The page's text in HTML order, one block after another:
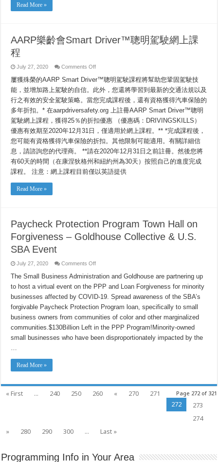
Read More »
AARP樂齡會Smart Driver™聰明駕駛網上課
程
July 27, 2020 Comments Offon
樂
齡
會
Smart
聰
明
駛
網
上
課
程
屢獲殊榮的AARP Smart Driver™聰明駕駛課程將幫助您鞏固駕駛技
能，並增加路上駕駛的自信。此外，您還將學習到最新的交通法規以及
行之有效的安全駕駛策略。當您完成課程後，還有資格獲得汽車保險的
多年折扣。* 在aarpdriversafety.org 上註冊AARP Smart Driver™聰明
駕駛網上課程，獲得25％的折扣優惠 （優惠碼：DRIVINGSKILLS）
優惠有效期至2020年12月31日，僅適用於網上課程。** *完成課程後，
您可能有資格獲得汽車保險的折扣。其他限制可能適用。有關詳細信
息，請諮詢您的代理商。 **請在2020年12月31日之前註冊。然後您將
有60天的時間（在康涅狄格州和紐約州為30天）按照自己的進度完成
課程。 注意：網上課程目前僅以英語提供
Read More »
Paycheck Protection Program Town Hall on
Forgiveness – Goldhouse Collective & U.S.
SBA Event
July 27, 2020 Comments Offon
Protection
Program
Town
on
Forgiveness
–
Goldhouse
Collective
&
SBA
The Small Business Administration and Goldhouse are partnering up
to host a virtual event on the PPP and Loan Forgiveness for minority
businesses affected by COVID-19. Spread awareness of the SBA’s
forgivable Paycheck Protection Program loan, specifically to small
business owners from communities of color and other marginalized
communities.$130Billion Left in the PPP Program!Minority-owned
small businesses who have been disproportionately impacted by the
…
Read More »
Page 272 of 321
« First ... 240 250 260 « 270
271
272
273
274
»
280 290 300 ... Last »
Programming Info in Your Area